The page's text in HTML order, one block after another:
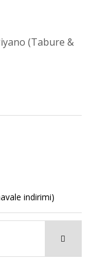
(Tabure &
indirimi)